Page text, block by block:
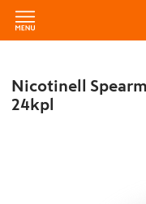
Nicotinell
24kpl